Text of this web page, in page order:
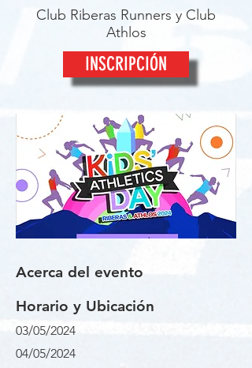
Club Riberas Runners y Club
Athlos
INSCRIPCIÓN
Acerca del evento
Horario y Ubicación
03/05/2024
04/05/2024